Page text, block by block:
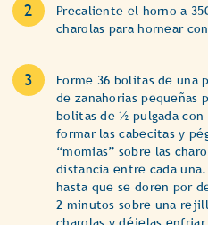
Precaliente el horno a
charolas para hornear
Forme 36 bolitas de una
de zanahorias pequeñas
bolitas de ½ pulgada con
formar las cabecitas y
“momias” sobre las
distancia entre cada
hasta que se doren por
2 minutos sobre una
charolas y déjelas